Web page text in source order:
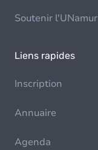
Soutenir l'UNamur
Liens rapides
Inscription
Annuaire
Agenda